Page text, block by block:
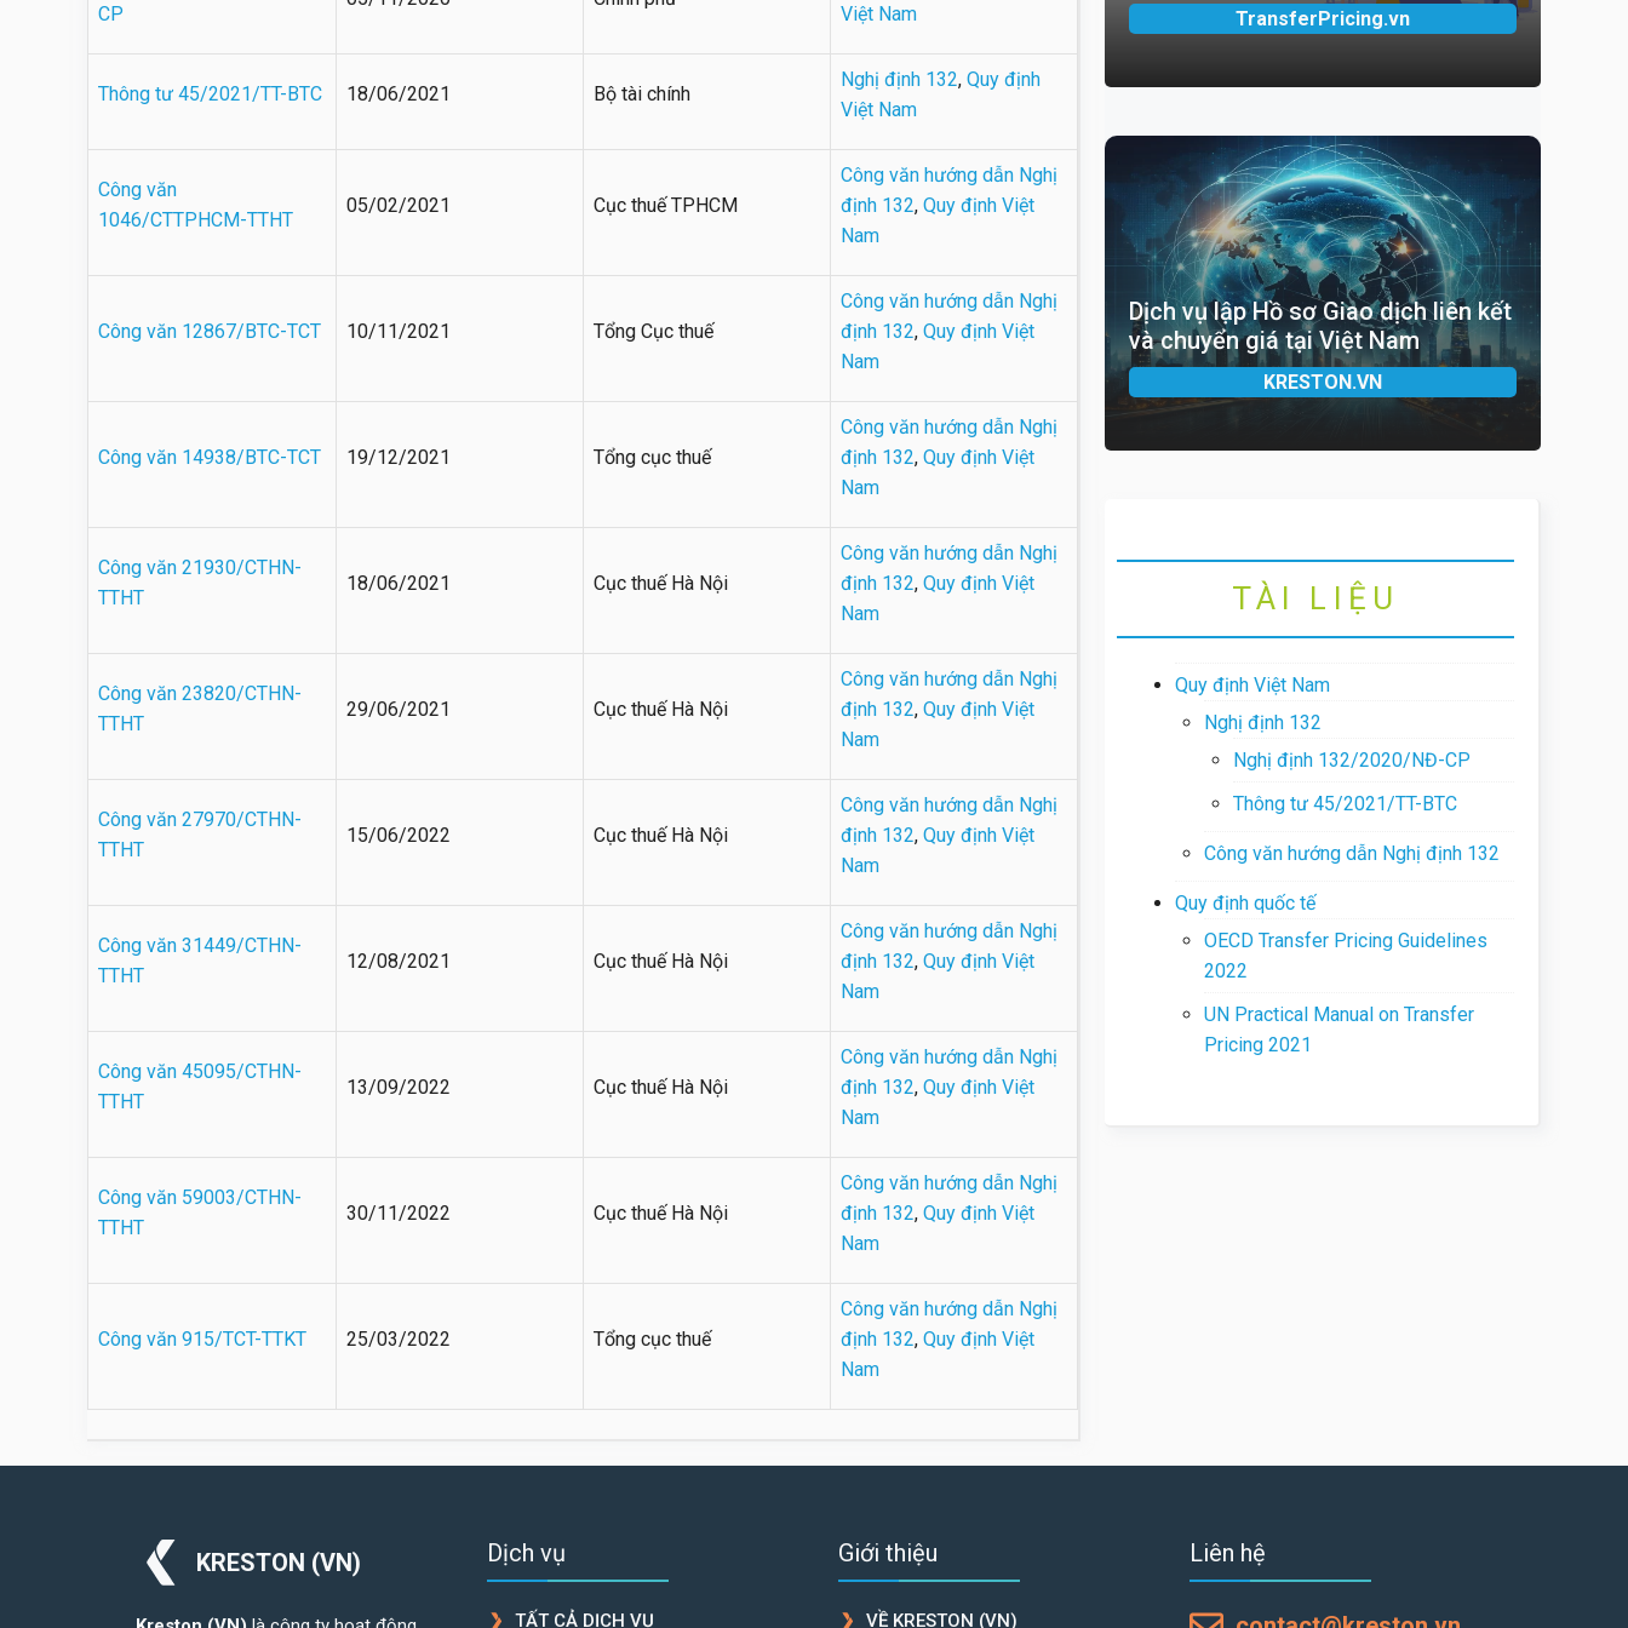
CP
Việt Nam
Thông tư 45/2021/TT-BTC 18/06/2021 Bộ tài chính
Nghị định 132, Quy định
Việt Nam
Công văn
1046/CTTPHCM-TTHT
05/02/2021 Cục thuế TPHCM
Công văn hướng dẫn Nghị
định 132, Quy định Việt
Nam
Công văn 12867/BTC-TCT 10/11/2021 Tổng Cục thuế
Công văn hướng dẫn Nghị
định 132, Quy định Việt
Nam
Công văn 14938/BTC-TCT 19/12/2021 Tổng cục thuế
Công văn hướng dẫn Nghị
định 132, Quy định Việt
Nam
Công văn 21930/CTHN-
TTHT
18/06/2021 Cục thuế Hà Nội
Công văn hướng dẫn Nghị
định 132, Quy định Việt
Nam
Công văn 23820/CTHN-
TTHT
29/06/2021 Cục thuế Hà Nội
Công văn hướng dẫn Nghị
định 132, Quy định Việt
Nam
Công văn 27970/CTHN-
TTHT
15/06/2022 Cục thuế Hà Nội
Công văn hướng dẫn Nghị
định 132, Quy định Việt
Nam
Công văn 31449/CTHN-
TTHT
12/08/2021 Cục thuế Hà Nội
Công văn hướng dẫn Nghị
định 132, Quy định Việt
Nam
Công văn 45095/CTHN-
TTHT
13/09/2022 Cục thuế Hà Nội
Công văn hướng dẫn Nghị
định 132, Quy định Việt
Nam
Công văn 59003/CTHN-
TTHT
30/11/2022 Cục thuế Hà Nội
Công văn hướng dẫn Nghị
định 132, Quy định Việt
Nam
Công văn 915/TCT-TTKT 25/03/2022 Tổng cục thuế
Công văn hướng dẫn Nghị
định 132, Quy định Việt
Nam
TransferPricing.vn
Dịch vụ lập Hồ sơ Giao dịch liên kết
và chuyển giá tại Việt Nam
KRESTON.VN
TÀI LIỆU
Quy định Việt Nam
Nghị định 132
Nghị định 132/2020/NĐ-CP
Thông tư 45/2021/TT-BTC
Công văn hướng dẫn Nghị định 132
Quy định quốc tế
OECD Transfer Pricing Guidelines
2022
UN Practical Manual on Transfer
Pricing 2021
KRESTON (VN) Dịch vụ
TẤT CẢ DỊCH VỤ
Giới thiệu
VỀ KRESTON (VN)
Liên hệ